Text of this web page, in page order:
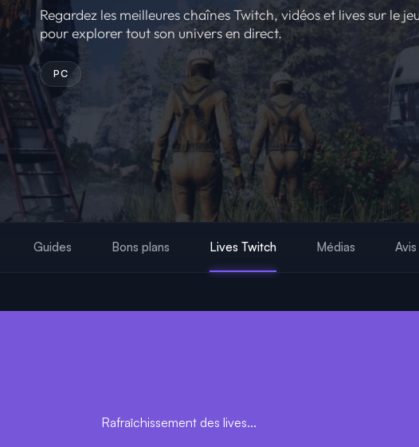
Regardez les meilleures chaînes Twitch, vidéos et lives sur le
pour explorer tout son univers en direct.
PC
Guides Bons plans Lives Twitch Médias
Rafraîchissement des lives...